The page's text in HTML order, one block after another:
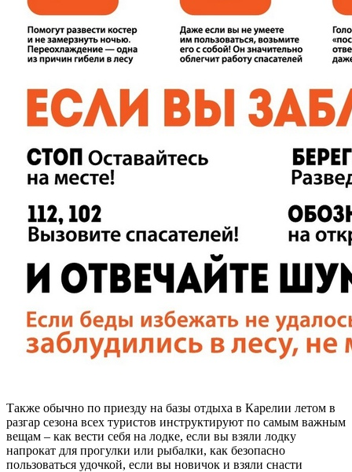
Также обычно по приезду на базы отдыха в Карелии летом в
разгар сезона всех туристов инструктируют по самым важным
вещам – как вести себя на лодке, если вы взяли лодку
напрокат для прогулки или рыбалки, как безопасно
пользоваться удочкой, если вы новичок и взяли снасти